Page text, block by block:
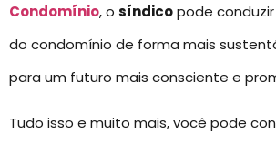
Condomínio, o síndicopode
do condomínio de forma mais
para um futuro mais consciente e
Tudo isso e muito mais, você pode